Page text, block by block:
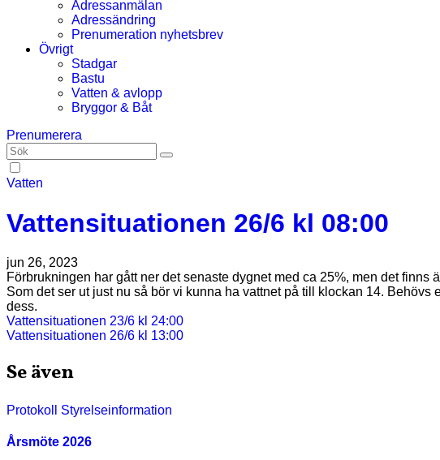
Adressanmälan
Adressändring
Prenumeration nyhetsbrev
Övrigt
Stadgar
Bastu
Vatten & avlopp
Bryggor & Båt
Prenumerera
Vatten
Vattensituationen 26/6 kl 08:00
jun 26, 2023
Förbrukningen har gått ner det senaste dygnet med ca 25%, men det finns
Som det ser ut just nu så bör vi kunna ha vattnet på till klockan 14.
dess.
Inläggsnavigering
Vattensituationen 23/6 kl 24:00
Vattensituationen 26/6 kl 13:00
Se även
Protokoll Styrelseinformation
Årsmöte 2026